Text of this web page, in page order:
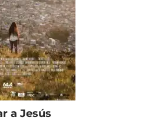
a Jesús